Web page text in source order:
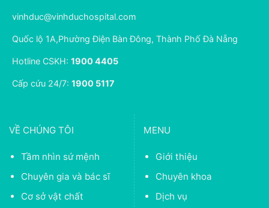
vinhduc@vinhduchospital.com
Quốc lộ 1A,Phường Điện Bàn Đông, Thành Phố Đà Nẵng
Hotline CSKH: 1900 4405
Cấp cứu 24/7: 1900 5117
VỀ CHÚNG TÔI
Tầm nhìn sứ mệnh
Chuyên gia và bác sĩ
Cơ sở vật chất
MENU
Giới thiệu
Chuyên khoa
Dịch vụ